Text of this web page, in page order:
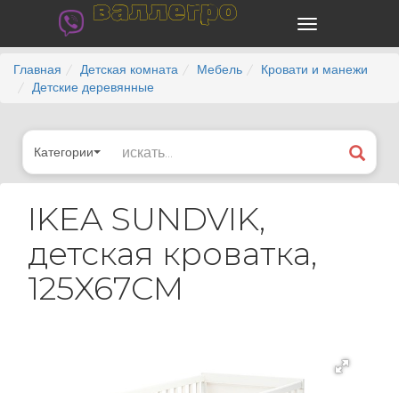
валлегро
Главная Детская комната Мебель
Кровати и манежи
Детские деревянные
Категории
IKEA SUNDVIK,
детская кроватка,
125X67CM